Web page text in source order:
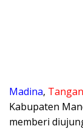
Madina,
Kabupaten
memberi